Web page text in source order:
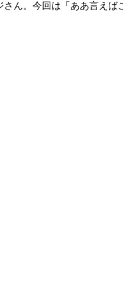
ん。今回は「ああ言えば